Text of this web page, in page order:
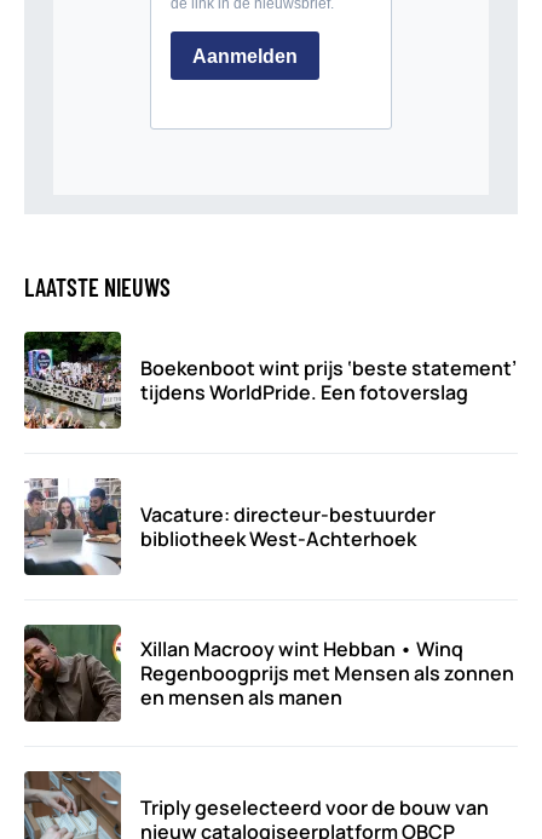
LAATSTE NIEUWS
Boekenboot wint prijs ‘beste statement’
tijdens WorldPride. Een fotoverslag
Vacature: directeur-bestuurder
bibliotheek West-Achterhoek
Xillan Macrooy wint Hebban • Winq
Regenboogprijs met Mensen als zonnen
en mensen als manen
Triply geselecteerd voor de bouw van
nieuw catalogiseerplatform OBCP